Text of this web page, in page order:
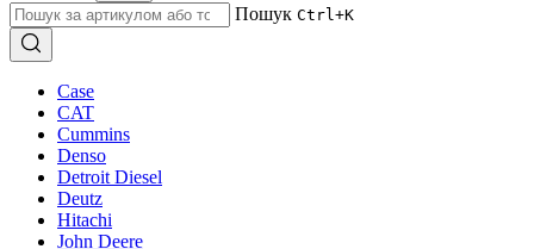
Пошук Ctrl+K
Case
CAT
Cummins
Denso
Detroit Diesel
Deutz
Hitachi
John Deere